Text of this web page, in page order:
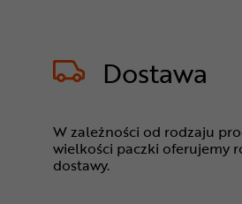
Dostawa
W zależności od rodzaju
wielkości paczki oferujemy
dostawy.